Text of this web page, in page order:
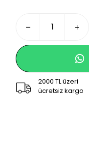
2000 TL üzeri
ücretsiz kargo